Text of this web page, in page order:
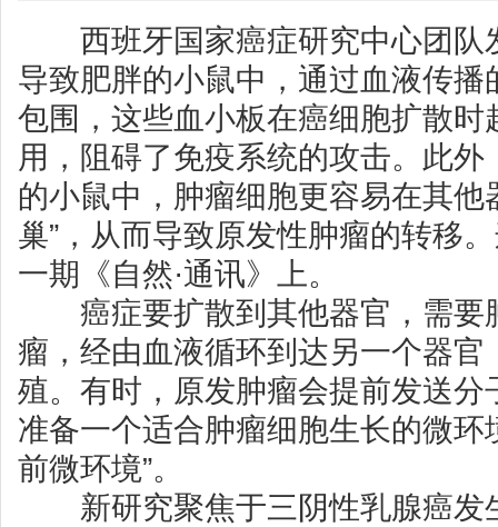
西班牙国家癌症研究中心团队
导致肥胖的小鼠中，通过血液传
包围，这些血小板在癌细胞扩散时
用，阻碍了免疫系统的攻击。此
的小鼠中，肿瘤细胞更容易在其他
巢”，从而导致原发性肿瘤的转移
一期《自然·通讯》上。
癌症要扩散到其他器官，需要
瘤，经由血液循环到达另一个器
殖。有时，原发肿瘤会提前发送分
准备一个适合肿瘤细胞生长的微
前微环境”。
新研究聚焦于三阴性乳腺癌发